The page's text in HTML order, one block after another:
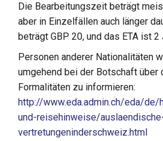
Die Bearbeitungszeit beträgt
aber in Einzelfällen auch länger
beträgt GBP 20, und das ETA ist 2
Personen anderer Nationalitäten
umgehend bei der Botschaft über
Formalitäten zu informieren:
http://www.eda.admin.ch/eda/de/
und-reisehinweise/
vertretungeninderschweiz.html